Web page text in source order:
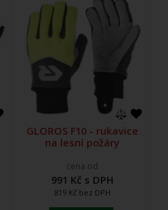
GLOROS F10 - rukavice
na lesní požáry
cena od
991 Kč s DPH
819 Kč bez DPH